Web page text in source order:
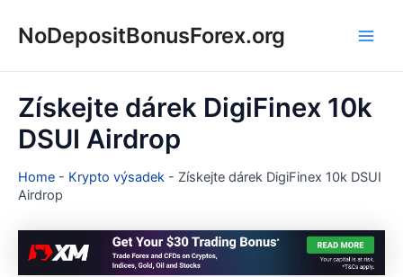
NoDepositBonusForex.org
Získejte dárek DigiFinex 10k
DSUI Airdrop
Home - Krypto výsadek - Získejte dárek DigiFinex 10k DSUI
Airdrop